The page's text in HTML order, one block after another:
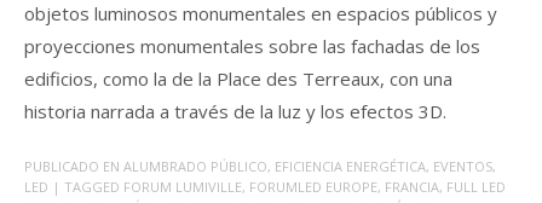
objetos luminosos monumentales en espacios públicos y
proyecciones monumentales sobre las fachadas de los
edificios, como la de la Place des Terreaux, con una
historia narrada a través de la luz y los efectos 3D.
PUBLICADO EN ALUMBRADO PÚBLICO, EFICIENCIA ENERGÉTICA, EVENTOS,
LED | TAGGED FORUM LUMIVILLE, FORUMLED EUROPE, FRANCIA, FULL LED